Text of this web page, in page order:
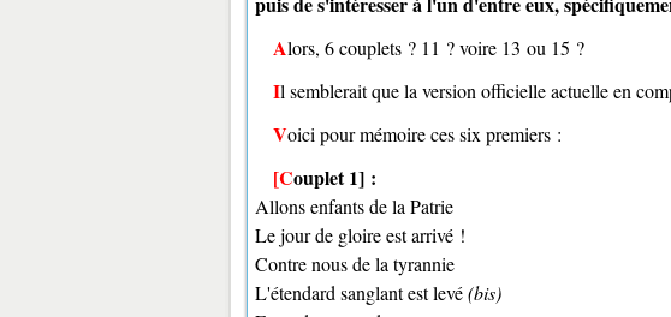
Alors, 6 couplets ? 11 ? voire 13 ou 15 ?
Il semblerait que la version officielle actuelle en
Voici pour mémoire ces six premiers :
[Couplet 1] :
Allons enfants de la Patrie
Le jour de gloire est arrivé !
Contre nous de la tyrannie
L'étendard sanglant est levé(bis)